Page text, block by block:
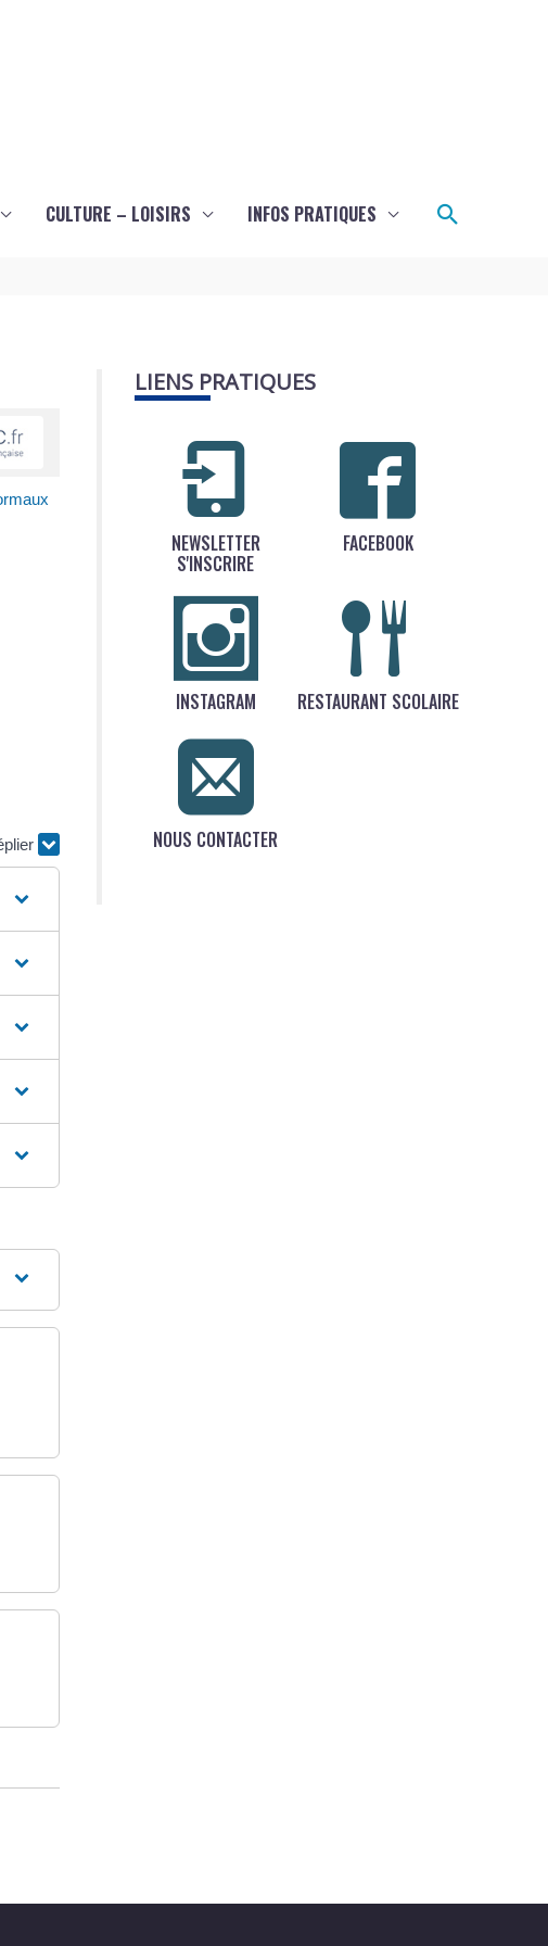
CULTURE – LOISIRS INFOS PRATIQUES
LIENS PRATIQUES
NEWSLETTER
S'INSCRIRE
FACEBOOK
INSTAGRAM RESTAURANT SCOLAIRE
NOUS CONTACTER